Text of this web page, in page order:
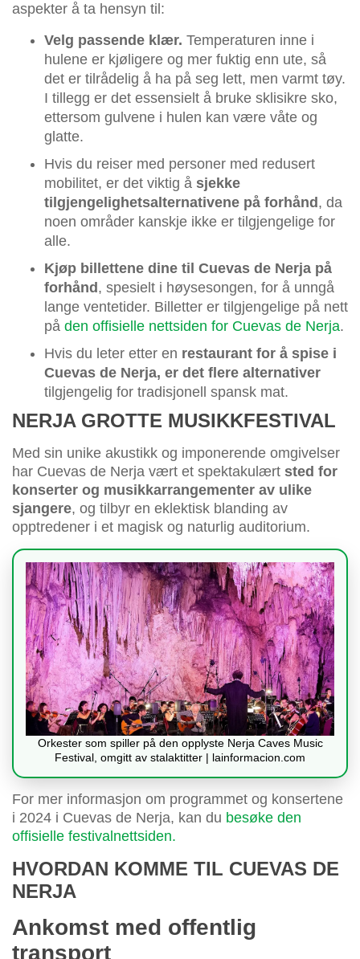
aspekter å ta hensyn til:
Velg passende klær. Temperaturen inne i
hulene er kjøligere og mer fuktig enn ute, så
det er tilrådelig å ha på seg lett, men varmt tøy.
I tillegg er det essensielt å bruke sklisikre sko,
ettersom gulvene i hulen kan være våte og
glatte.
Hvis du reiser med personer med redusert
mobilitet, er det viktig å sjekke
tilgjengelighetsalternativene på forhånd , da
noen områder kanskje ikke er tilgjengelige for
alle.
Kjøp billettene dine til Cuevas de Nerja på
forhånd , spesielt i høysesongen, for å unngå
lange ventetider. Billetter er tilgjengelige på nett
på den offisielle nettsiden for Cuevas de Nerja.
Hvis du leter etter en restaurant for å spise i
Cuevas de Nerja, er det flere alternativer
tilgjengelig for tradisjonell spansk mat.
NERJA GROTTE MUSIKKFESTIVAL
Med sin unike akustikk og imponerende omgivelser
har Cuevas de Nerja vært et spektakulært sted for
konserter og musikkarrangementer av ulike
sjangere, og tilbyr en eklektisk blanding av
opptredener i et magisk og naturlig auditorium.
Orkester som spiller på den opplyste Nerja Caves Music
Festival, omgitt av stalaktitter | lainformacion.com
For mer informasjon om programmet og konsertene
i 2024 i Cuevas de Nerja, kan du besøke den
offisielle festivalnettsiden.
HVORDAN KOMME TIL CUEVAS DE
NERJA
Ankomst med offentlig
transport